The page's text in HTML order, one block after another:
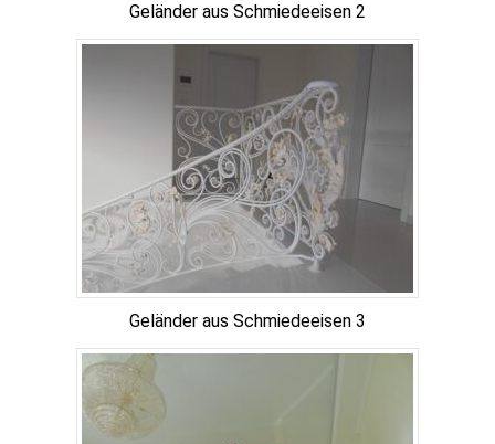
Geländer aus Schmiedeeisen 2
Geländer aus Schmiedeeisen 3